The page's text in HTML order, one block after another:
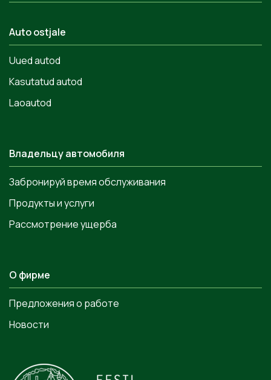
Auto ostjale
Uued autod
Kasutatud autod
Laoautod
Владельцу автомобиля
Забронируй время обслуживания
Продукты и услуги
Рассмотрение ущерба
О фирме
Предложения о работе
Новости